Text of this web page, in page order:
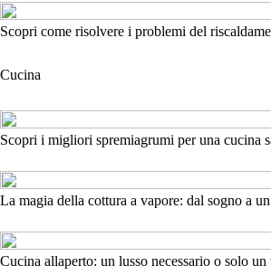
Scopri come risolvere i problemi del
Cucina
Scopri i migliori spremiagrumi per una cucina
La magia della cottura a vapore: dal sogno a
Cucina allaperto: un lusso necessario o solo un